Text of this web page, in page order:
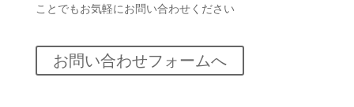
ことでもお気軽にお問い合わせください
お問い合わせフォームへ